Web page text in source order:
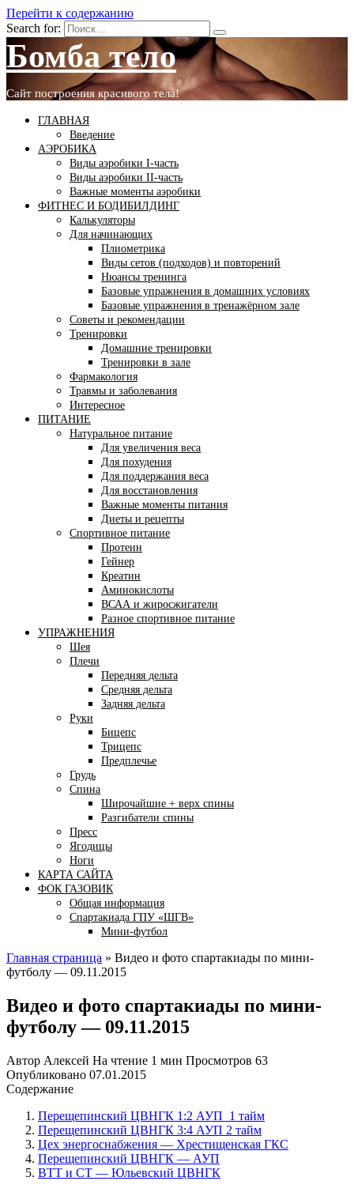
Перейти к содержанию
Search for:
Бомба тело
Сайт построения красивого тела!
ГЛАВНАЯ
Введение
АЭРОБИКА
Виды аэробики І-часть
Виды аэробики ІІ-часть
Важные моменты аэробики
ФИТНЕС И БОДИБИЛДИНГ
Калькуляторы
Для начинающих
Плиометрика
Виды сетов (подходов) и повторений
Нюансы тренинга
Базовые упражнения в домашних условиях
Базовые упражнения в тренажёрном зале
Советы и рекомендации
Тренировки
Домашние тренировки
Тренировки в зале
Фармакология
Травмы и заболевания
Интересное
ПИТАНИЕ
Натуральное питание
Для увеличения веса
Для похудения
Для поддержания веса
Для восстановления
Важные моменты питания
Диеты и рецепты
Спортивное питание
Протеин
Гейнер
Креатин
Аминокислоты
ВСАА и жиросжигатели
Разное спортивное питание
УПРАЖНЕНИЯ
Шея
Плечи
Передняя дельта
Средняя дельта
Задняя дельта
Руки
Бицепс
Трицепс
Предплечье
Грудь
Спина
Широчайшие + верх спины
Разгибатели спины
Пресс
Ягодицы
Ноги
КАРТА САЙТА
ФОК ГАЗОВИК
Общая информация
Спартакиада ГПУ «ШГВ»
Мини-футбол
Главная страница » Видео и фото спартакиады по мини-
футболу — 09.11.2015
Видео и фото спартакиады по мини-
футболу — 09.11.2015
Автор Алексей На чтение 1 мин Просмотров 63
Опубликовано 07.01.2015
Содержание
Перещепинский ЦВНГК 1:2 АУП 1 тайм
Перещепинский ЦВНГК 3:4 АУП 2 тайм
Цех энергоснабжения — Хрестищенская ГКС
Перещепинский ЦВНГК — АУП
ВТТ и СТ — Юльевский ЦВНГК